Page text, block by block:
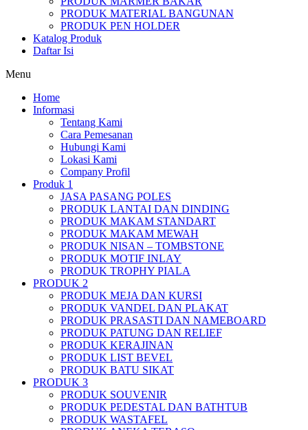
PRODUK MATERIAL BANGUNAN
PRODUK PEN HOLDER
Katalog Produk
Daftar Isi
Menu
Home
Informasi
Tentang Kami
Cara Pemesanan
Hubungi Kami
Lokasi Kami
Company Profil
Produk 1
JASA PASANG POLES
PRODUK LANTAI DAN DINDING
PRODUK MAKAM STANDART
PRODUK MAKAM MEWAH
PRODUK NISAN – TOMBSTONE
PRODUK MOTIF INLAY
PRODUK TROPHY PIALA
PRODUK 2
PRODUK MEJA DAN KURSI
PRODUK VANDEL DAN PLAKAT
PRODUK PRASASTI DAN NAMEBOARD
PRODUK PATUNG DAN RELIEF
PRODUK KERAJINAN
PRODUK LIST BEVEL
PRODUK BATU SIKAT
PRODUK 3
PRODUK SOUVENIR
PRODUK PEDESTAL DAN BATHTUB
PRODUK WASTAFEL